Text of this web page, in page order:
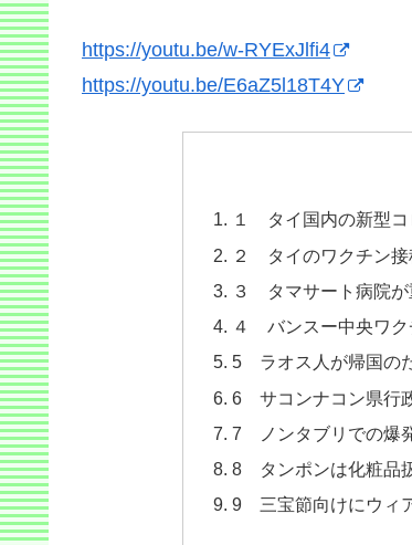
https://youtu.be/w-RYExJlfi4
https://youtu.be/E6aZ5l18T4Y
１ タイ国内の新型コ
２ タイのワクチン接
３ タマサート病院
４ バンスー中央ワ
5 ラオス人が帰国の
6 サコンナコン県行
7 ノンタブリでの爆
8 タンポンは化粧品
9 三宝節向けにウィ